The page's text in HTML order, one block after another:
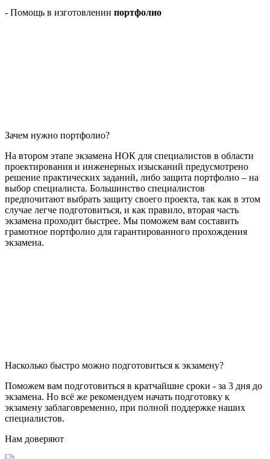
- Помощь в изготовлении портфолио
Зачем нужно портфолио?
На втором этапе экзамена НОК для специалистов в области
проектирования и инженерных изысканий предусмотрено
решение практических заданий, либо защита портфолио – на
выбор специалиста. Большинство специалистов
предпочитают выбрать защиту своего проекта, так как в этом
случае легче подготовиться, и как правило, вторая часть
экзамена проходит быстрее. Мы поможем вам составить
грамотное портфолио для гарантированного прохождения
экзамена.
Насколько быстро можно подготовиться к экзамену?
Поможем вам подготовиться в кратчайшие сроки - за 3 дня до
экзамена. Но всё же рекомендуем начать подготовку к
экзамену заблаговременно, при полной поддержке наших
специалистов.
Нам доверяют